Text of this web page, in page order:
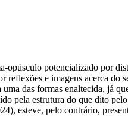
potencializado por
e imagens acerca do
das formas enaltecida, já
pela estrutura do que dito
esteve, pelo contrário,